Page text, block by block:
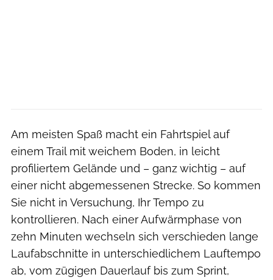
Am meisten Spaß macht ein Fahrtspiel auf
einem Trail mit weichem Boden, in leicht
profiliertem Gelände und – ganz wichtig – auf
einer nicht abgemessenen Strecke. So kommen
Sie nicht in Versuchung, Ihr Tempo zu
kontrollieren. Nach einer Aufwärmphase von
zehn Minuten wechseln sich verschieden lange
Lauf­abschnitte in unterschiedlichem Lauftempo
ab, vom zügigen Dauerlauf bis zum Sprint,